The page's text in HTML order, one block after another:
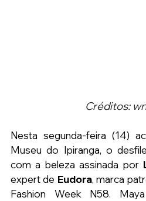
Nesta segunda-feira (14)
Museu do Ipiranga, o
com a beleza assinada por
expert de Eudora, marca
Fashion Week N58.